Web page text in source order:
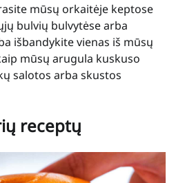
mūsų orkaitėje keptose
bulvių bulvytėse arba
išbandykite vienas iš mūsų
mūsų arugula kuskuso
salotos arba skustos
receptų